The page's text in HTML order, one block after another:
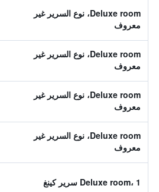
Deluxe room، نوع السرير غير
معروف
Deluxe room، نوع السرير غير
معروف
Deluxe room، نوع السرير غير
معروف
Deluxe room، نوع السرير غير
معروف
Deluxe room، 1 سرير كينغ